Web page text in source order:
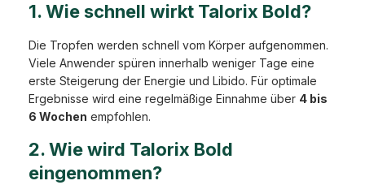
1. Wie schnell wirkt Talorix Bold?
Die Tropfen werden schnell vom Körper aufgenommen.
Viele Anwender spüren innerhalb weniger Tage eine
erste Steigerung der Energie und Libido. Für optimale
Ergebnisse wird eine regelmäßige Einnahme über 4 bis
6 Wochen empfohlen.
2. Wie wird Talorix Bold
eingenommen?